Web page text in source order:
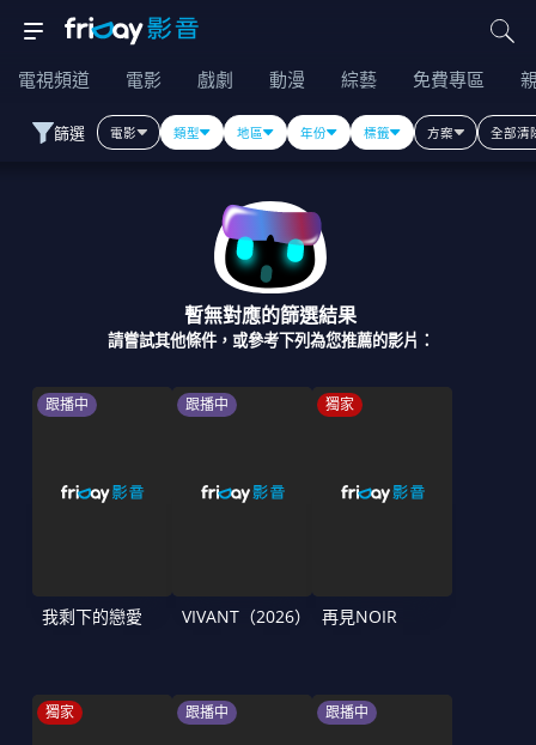
電視頻道 電影 戲劇 動漫 綜藝 免費專區
篩選 電影 類型 地區 年份 標籤 方案 全部清
暫無對應的篩選結果
請嘗試其他條件，或參考下列為您推薦的影片：
跟播中
我剩下的戀愛
跟播中
VIVANT（2026）
獨家
再見NOIR
獨家 跟播中 跟播中